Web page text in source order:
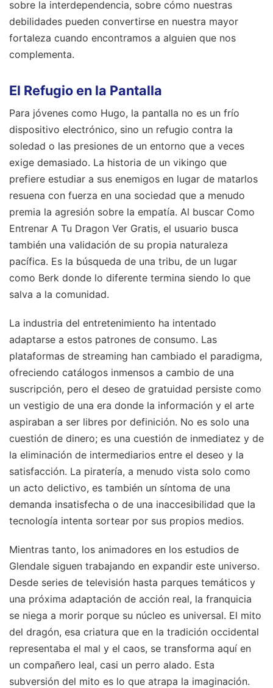
sobre la interdependencia, sobre cómo nuestras
debilidades pueden convertirse en nuestra mayor
fortaleza cuando encontramos a alguien que nos
complementa.
El Refugio en la Pantalla
Para jóvenes como Hugo, la pantalla no es un frío
dispositivo electrónico, sino un refugio contra la
soledad o las presiones de un entorno que a veces
exige demasiado. La historia de un vikingo que
prefiere estudiar a sus enemigos en lugar de matarlos
resuena con fuerza en una sociedad que a menudo
premia la agresión sobre la empatía. Al buscar Como
Entrenar A Tu Dragon Ver Gratis, el usuario busca
también una validación de su propia naturaleza
pacífica. Es la búsqueda de una tribu, de un lugar
como Berk donde lo diferente termina siendo lo que
salva a la comunidad.
La industria del entretenimiento ha intentado
adaptarse a estos patrones de consumo. Las
plataformas de streaming han cambiado el paradigma,
ofreciendo catálogos inmensos a cambio de una
suscripción, pero el deseo de gratuidad persiste como
un vestigio de una era donde la información y el arte
aspiraban a ser libres por definición. No es solo una
cuestión de dinero; es una cuestión de inmediatez y de
la eliminación de intermediarios entre el deseo y la
satisfacción. La piratería, a menudo vista solo como
un acto delictivo, es también un síntoma de una
demanda insatisfecha o de una inaccesibilidad que la
tecnología intenta sortear por sus propios medios.
Mientras tanto, los animadores en los estudios de
Glendale siguen trabajando en expandir este universo.
Desde series de televisión hasta parques temáticos y
una próxima adaptación de acción real, la franquicia
se niega a morir porque su núcleo es universal. El mito
del dragón, esa criatura que en la tradición occidental
representaba el mal y el caos, se transforma aquí en
un compañero leal, casi un perro alado. Esta
subversión del mito es lo que atrapa la imaginación.